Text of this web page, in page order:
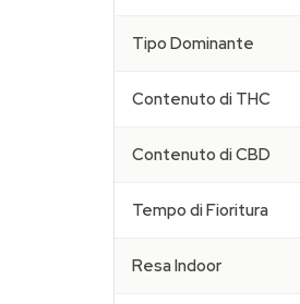
Tipo Dominante
Contenuto di THC
Contenuto di CBD
Tempo di Fioritura
Resa Indoor